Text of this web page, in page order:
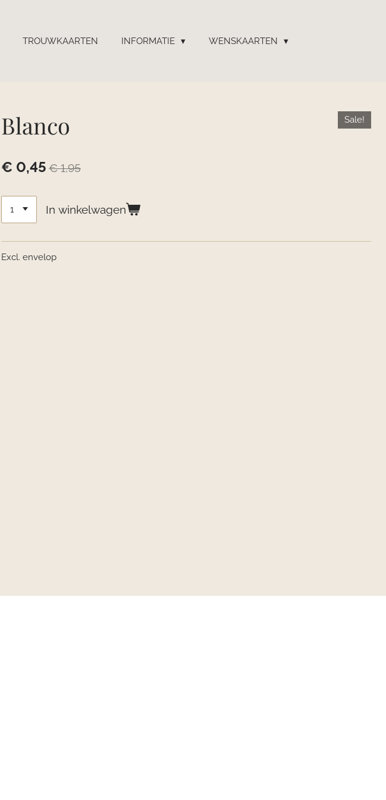
TROUWKAARTEN INFORMATIE
WENSKAARTEN
Blanco Sale!
€ 0,45 € 1,95
In winkelwagen
Excl. envelop